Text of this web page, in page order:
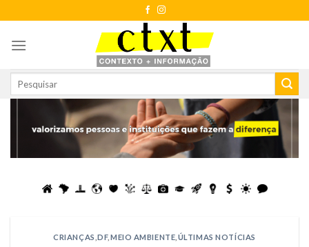
to
content
CRIANÇAS ,DF, MEIO AMBIENTE ÚLTIMAS NOTÍCIAS